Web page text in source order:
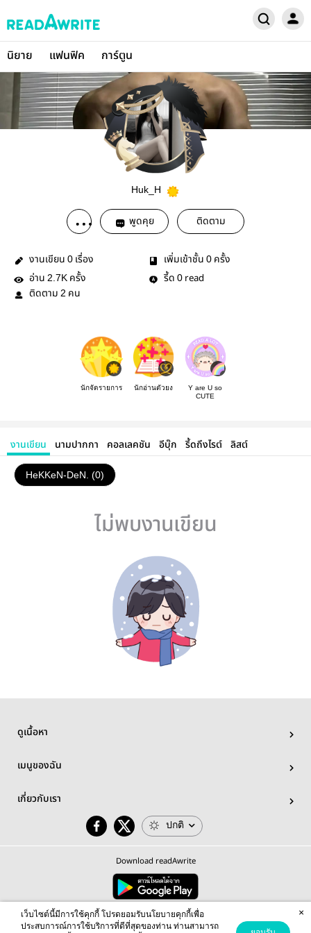
นิยาย แฟนฟิค การ์ตูน
Huk_H
พูดคุย ติดตาม
งานเขียน 0 เรื่อง เพิ่มเข้าชั้น 0 ครั้ง
อ่าน 2.7K ครั้ง รี้ด 0 read
ติดตาม 2 คน
นักจัดรายการ นักอ่านตัวยง
Y are U so
CUTE
งานเขียน นามปากกา คอลเลคชัน อีบุ๊ก รี้ดถึงไรต์ ลิสต์
HeKKeN-DeN. (0)
ไม่พบงานเขียน
ดูเนื้อหา
เมนูของฉัน
เกี่ยวกับเรา
ปกติ
Download readAwrite
© 2026 readAwrite.com by MEB Corporation Public Company Limited
This site is protected by reCAPTCHA and the Google Privacy Policy Terms of Serviceapply.
เว็บไซต์นี้มีการใช้คุกกี้ โปรดยอมรับนโยบายคุกกี้เพื่อ
ประสบการณ์การใช้บริการที่ดีที่สุดของท่าน ท่านสามารถ
×